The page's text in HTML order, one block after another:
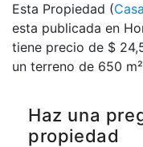
Esta Propiedad (Casa
esta publicada en
tiene precio de $
un terreno de 650
Haz una
propiedad